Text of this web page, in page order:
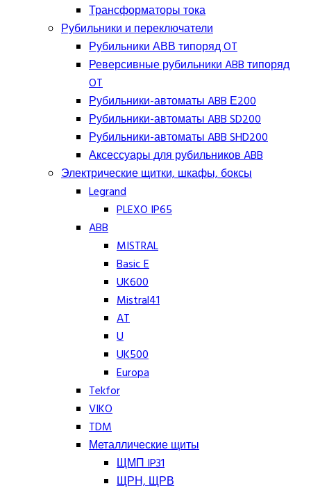
Трансформаторы тока
Рубильники и переключатели
Рубильники АВВ типоряд OT
Реверсивные рубильники ABB типоряд
OT
Рубильники-автоматы ABB Е200
Рубильники-автоматы ABB SD200
Рубильники-автоматы ABB SHD200
Аксессуары для рубильников ABB
Электрические щитки, шкафы, боксы
Legrand
PLEXO IP65
ABB
MISTRAL
Basic E
UK600
Mistral41
AT
U
UK500
Europa
Tekfor
VIKO
TDM
Металлические щиты
ЩМП IP31
ЩРН, ЩРВ